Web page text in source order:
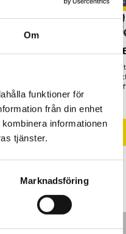
Om
funktioner för
från din enhet
informationen
tjänster.
Marknadsföring
CA8336 3-
Den kompletta AC+DC TRMS
energianalys med 5 spännings-
menyer. Med USB och SD-
53,950.00
till